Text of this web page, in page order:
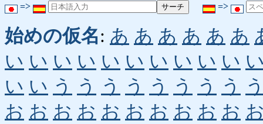
=> =>
始めの仮名: あ あ あ あ あ あ
い い い い い い い い い い
い い う う う う う う う う
お お お お お お お お お お